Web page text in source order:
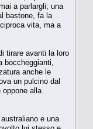
a parlargli; una
bastone, fa la
vita, ma a
tirare avanti la loro
anche le
un pulcino dal
oppone alla
e una